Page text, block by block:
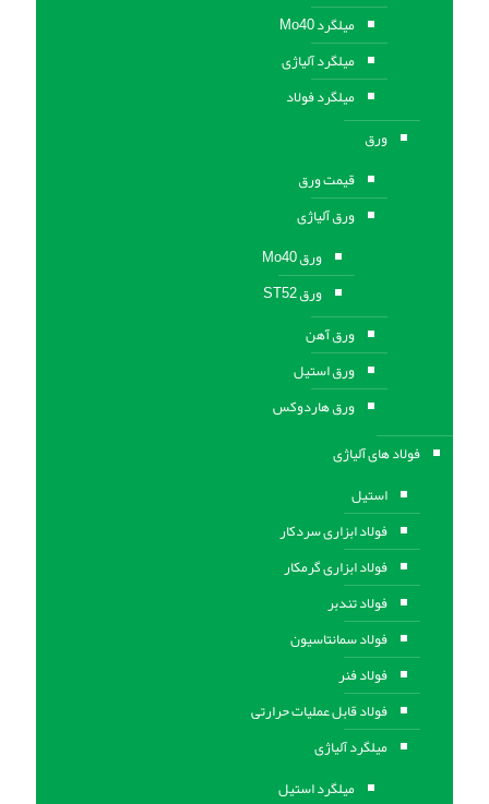
میلگرد Mo40
میلگرد آلیاژی
میلگرد فولاد
ورق
قیمت ورق
ورق آلیاژی
ورق Mo40
ورق ST52
ورق آهن
ورق استيل
ورق هاردوکس
فولاد های آلیاژی
استیل
فولاد ابزاری سردکار
فولاد ابزاری گرمکار
فولاد تندبر
فولاد سمانتاسیون
فولاد فنر
فولاد قابل عملیات حرارتی
ميلگرد آلیاژی
میلگرد استیل